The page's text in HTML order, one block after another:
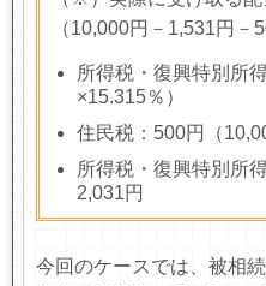
（10,000円－1,531円－
所得税・復興特別所
×15.315％）
住民税：500円（
所得税・復興特別所
2,031円
今回のケースでは、被相